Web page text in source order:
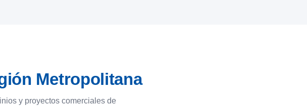
Metropolitana
y proyectos comerciales de